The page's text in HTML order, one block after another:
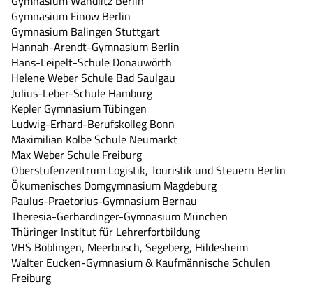
Gymnasium Finow Berlin
Gymnasium Balingen Stuttgart
Hannah-Arendt-Gymnasium Berlin
Hans-Leipelt-Schule Donauwörth
Helene Weber Schule Bad Saulgau
Julius-Leber-Schule Hamburg
Kepler Gymnasium Tübingen
Ludwig-Erhard-Berufskolleg Bonn
Maximilian Kolbe Schule Neumarkt
Max Weber Schule Freiburg
Oberstufenzentrum Logistik, Touristik und Steuern Berlin
Ökumenisches Domgymnasium Magdeburg
Paulus-Praetorius-Gymnasium Bernau
Theresia-Gerhardinger-Gymnasium München
Thüringer Institut für Lehrerfortbildung
VHS Böblingen, Meerbusch, Segeberg, Hildesheim
Walter Eucken-Gymnasium & Kaufmännische Schulen
Freiburg